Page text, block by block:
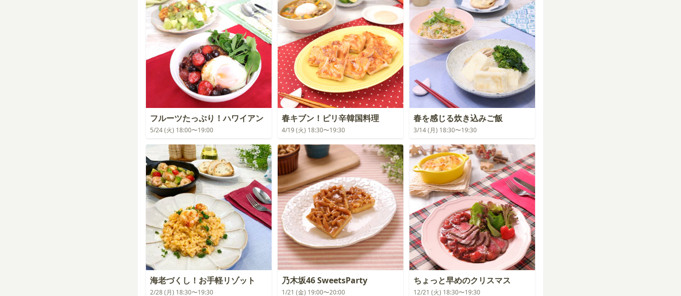
フルーツたっぷり！ハワイアン
5/24 (火) 18:00〜19:00
春キブン！ピリ辛韓国料理
4/19 (火) 18:30〜19:30
春を感じる炊き込みご飯
3/14 (月) 18:30〜19:30
海老づくし！お手軽リゾット
2/28 (月) 18:30〜19:30
乃木坂46 SweetsParty
1/21 (金) 19:00〜20:00
ちょっと早めのクリスマス
12/21 (火) 18:30〜19:30